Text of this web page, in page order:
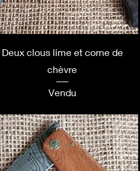
Deux clous lime et corne de
chèvre
Vendu